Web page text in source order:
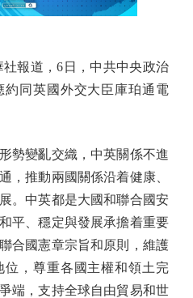
報道，6日，中共中央政治
約同英國外交大臣庫珀通電
變亂交織，中英關係不進
，推動兩國關係沿着健康、
。中英都是大國和聯合國安
平、穩定與發展承擔着重要
合國憲章宗旨和原則，維護
，尊重各國主權和領土完
端，支持全球自由貿易和世